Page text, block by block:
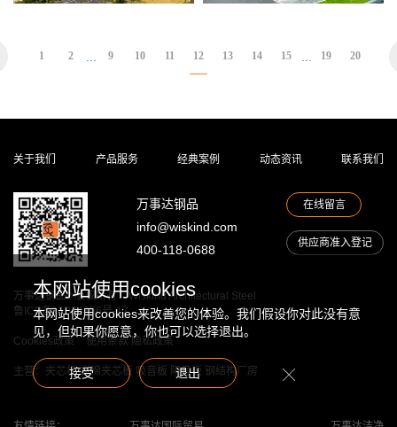
讯
行业动态
钢知道
职位招聘
联
系
我
通讯地址
在线留言
1 2 9 10 11 12 13 14 15 19 20
关于我们 产品服务 经典案例 动态资讯 联系我们
万事达钢品
info@wiskind.com
400-118-0688
在线留言
供应商准入登记
万事达钢品©版权所有
Wiskind Architectural Steel
鲁ICP备11034856号-17
Cookies政策 使用条款 隐私政策
主营：夹芯板 岩棉夹芯板 吸音板 隔音板 钢结构厂房
本网站使用cookies
本网站使用cookies来改善您的体验。我们假设你对此没有意
见，但如果你愿意，你也可以选择退出。
接受 退出